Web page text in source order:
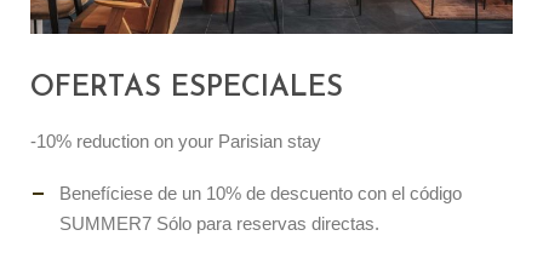
OFERTAS ESPECIALES
-10% reduction on your Parisian stay
Benefíciese de un 10% de descuento con el código
SUMMER7 Sólo para reservas directas.